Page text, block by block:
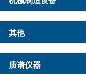
其他
质谱仪器